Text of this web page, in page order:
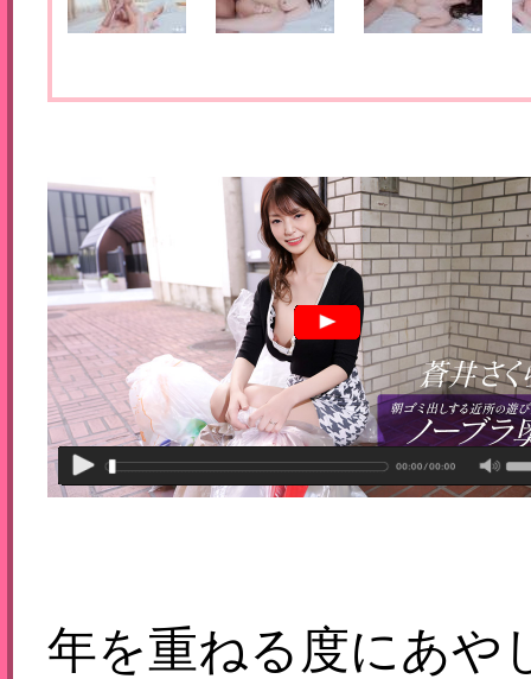
年を重ねる度にあや